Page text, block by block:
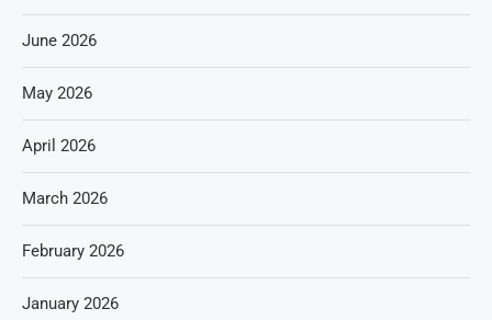
June 2026
May 2026
April 2026
March 2026
February 2026
January 2026